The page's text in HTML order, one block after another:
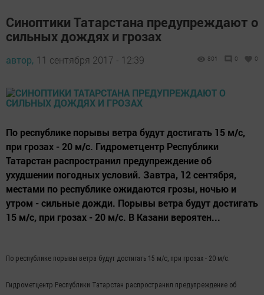
Синоптики Татарстана предупреждают о
сильных дождях и грозах
автор, 11 сентября 2017 - 12:39 801 0 0
По республике порывы ветра будут достигать 15 м/с,
при грозах - 20 м/с. Гидрометцентр Республики
Татарстан распространил предупреждение об
ухудшении погодных условий. Завтра, 12 сентября,
местами по республике ожидаются грозы, ночью и
утром - сильные дожди. Порывы ветра будут достигать
15 м/с, при грозах - 20 м/с. В Казани вероятен...
По республике порывы ветра будут достигать 15 м/с, при грозах - 20 м/с.
Гидрометцентр Республики Татарстан распространил предупреждение об